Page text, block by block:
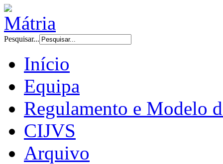
Pesquisar...
Início
Equipa
Regulamento e Modelo
CIJVS
Arquivo